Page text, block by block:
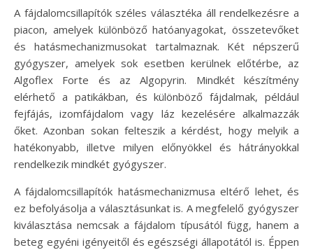
A fájdalomcsillapítók széles választéka áll rendelkezésre a
piacon, amelyek különböző hatóanyagokat, összetevőket
és hatásmechanizmusokat tartalmaznak. Két népszerű
gyógyszer, amelyek sok esetben kerülnek előtérbe, az
Algoflex Forte és az Algopyrin. Mindkét készítmény
elérhető a patikákban, és különböző fájdalmak, például
fejfájás, izomfájdalom vagy láz kezelésére alkalmazzák
őket. Azonban sokan felteszik a kérdést, hogy melyik a
hatékonyabb, illetve milyen előnyökkel és hátrányokkal
rendelkezik mindkét gyógyszer.
A fájdalomcsillapítók hatásmechanizmusa eltérő lehet, és
ez befolyásolja a választásunkat is. A megfelelő gyógyszer
kiválasztása nemcsak a fájdalom típusától függ, hanem a
beteg egyéni igényeitől és egészségi állapotától is. Éppen